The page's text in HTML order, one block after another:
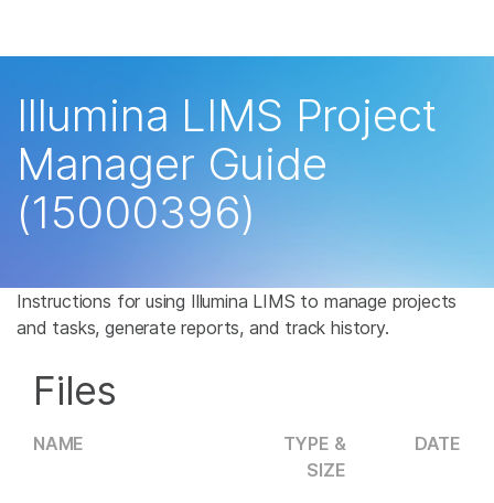
学习
公司
推荐内容链接
Illumina LIMS Project
Manager Guide
(15000396)
Instructions for using Illumina LIMS to manage projects
and tasks, generate reports, and track history.
Files
NAME
TYPE &
SIZE
DATE
癌症研究
微生物学
农业基因组学
复杂疾病
临床肿瘤学